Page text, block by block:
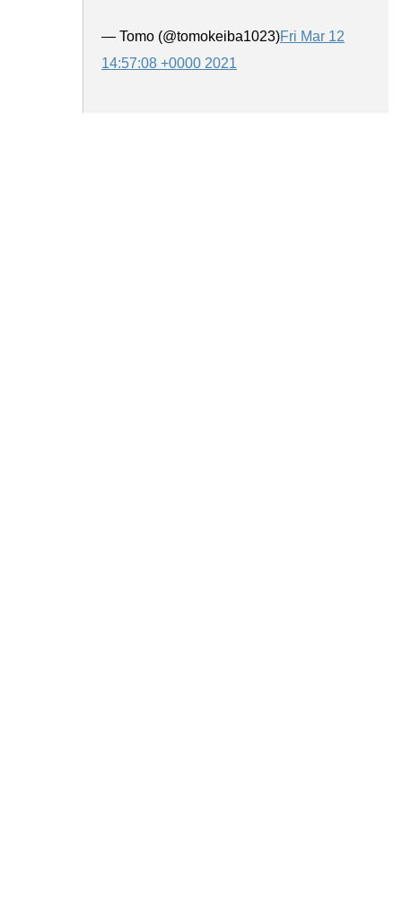
— Tomo (@tomokeiba1023)Fri Mar 12
14:57:08 +0000 2021